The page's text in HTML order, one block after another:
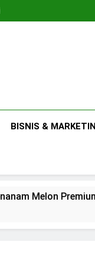
BISNIS &
Premium di